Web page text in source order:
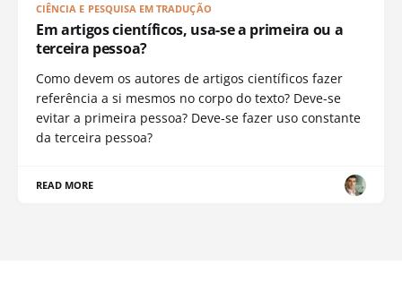
CIÊNCIA E PESQUISA EM TRADUÇÃO
Em artigos científicos, usa-se a primeira ou a
terceira pessoa?
Como devem os autores de artigos científicos fazer
referência a si mesmos no corpo do texto? Deve-se
evitar a primeira pessoa? Deve-se fazer uso constante
da terceira pessoa?
READ MORE